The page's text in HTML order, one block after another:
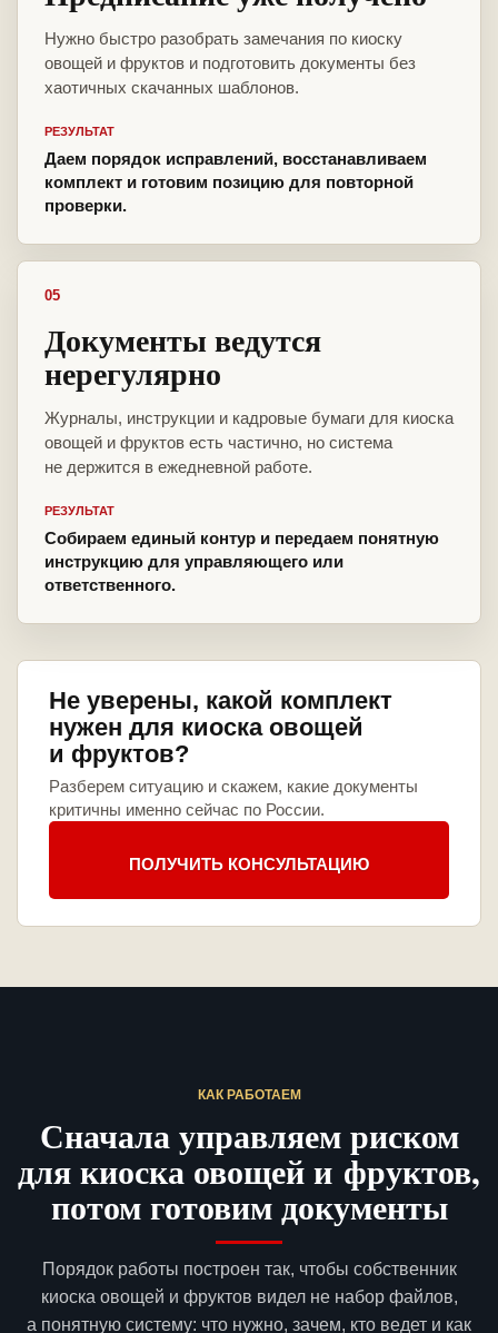
Нужно быстро разобрать замечания по киоску
овощей и фруктов и подготовить документы без
хаотичных скачанных шаблонов.
РЕЗУЛЬТАТ
Даем порядок исправлений, восстанавливаем
комплект и готовим позицию для повторной
проверки.
05
Документы ведутся
нерегулярно
Журналы, инструкции и кадровые бумаги для киоска
овощей и фруктов есть частично, но система
не держится в ежедневной работе.
РЕЗУЛЬТАТ
Собираем единый контур и передаем понятную
инструкцию для управляющего или
ответственного.
Не уверены, какой комплект
нужен для киоска овощей
и фруктов?
Разберем ситуацию и скажем, какие документы
критичны именно сейчас по России.
ПОЛУЧИТЬ КОНСУЛЬТАЦИЮ
КАК РАБОТАЕМ
Сначала управляем риском
для киоска овощей и фруктов,
потом готовим документы
Порядок работы построен так, чтобы собственник
киоска овощей и фруктов видел не набор файлов,
а понятную систему: что нужно, зачем, кто ведет и как